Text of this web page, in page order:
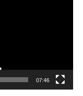
07:46